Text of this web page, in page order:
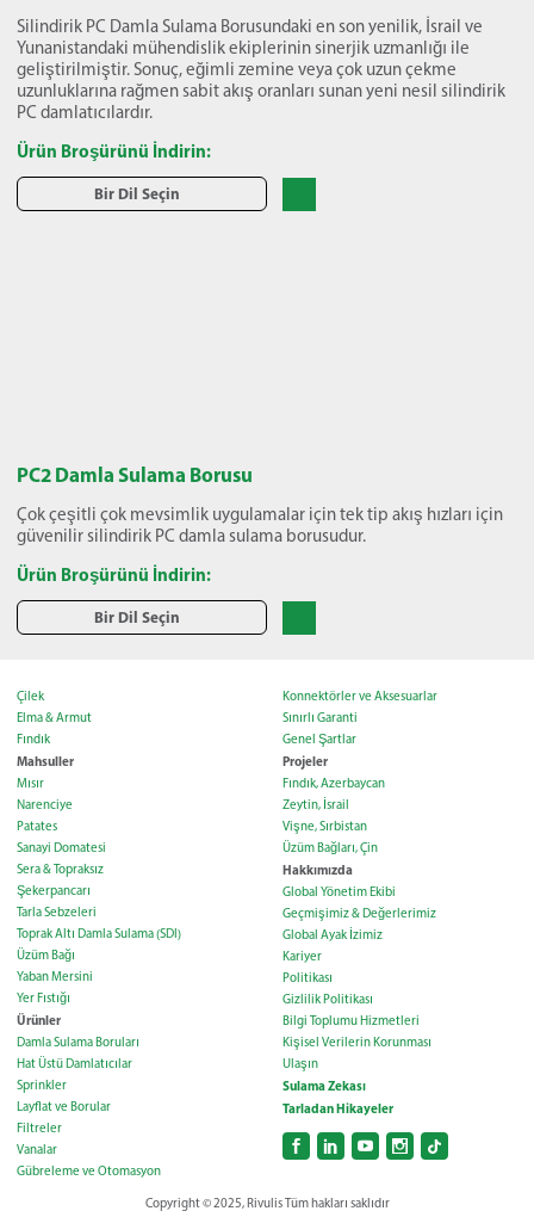
Silindirik PC Damla Sulama Borusundaki en son yenilik, İsrail ve
Yunanistandaki mühendislik ekiplerinin sinerjik uzmanlığı ile
geliştirilmiştir. Sonuç, eğimli zemine veya çok uzun çekme
uzunluklarına rağmen sabit akış oranları sunan yeni nesil silindirik
PC damlatıcılardır.
Ürün Broşürünü İndirin:
Bir Dil Seçin
PC2 Damla Sulama Borusu
Çok çeşitli çok mevsimlik uygulamalar için tek tip akış hızları için
güvenilir silindirik PC damla sulama borusudur.
Ürün Broşürünü İndirin:
Bir Dil Seçin
Çilek
Elma & Armut
Fındık
Mahsuller
Mısır
Narenciye
Patates
Sanayi Domatesi
Sera & Topraksız
Şekerpancarı
Tarla Sebzeleri
Toprak Altı Damla Sulama (SDI)
Üzüm Bağı
Yaban Mersini
Yer Fıstığı
Ürünler
Damla Sulama Boruları
Hat Üstü Damlatıcılar
Sprinkler
Layflat ve Borular
Filtreler
Vanalar
Gübreleme ve Otomasyon
Konnektörler ve Aksesuarlar
Sınırlı Garanti
Genel Şartlar
Projeler
Fındık, Azerbaycan
Zeytin, İsrail
Vişne, Sırbistan
Üzüm Bağları, Çin
Hakkımızda
Global Yönetim Ekibi
Geçmişimiz & Değerlerimiz
Global Ayak İzimiz
Kariyer
Politikası
Gizlilik Politikası
Bilgi Toplumu Hizmetleri
Kişisel Verilerin Korunması
Ulaşın
Sulama Zekası
Tarladan Hikayeler
Copyright © 2025, Rivulis Tüm hakları saklıdır